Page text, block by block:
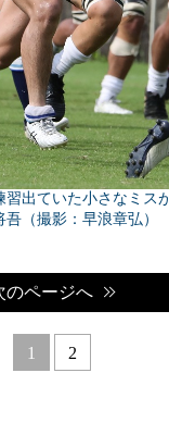
出ていた小さなミス
吾（撮影：早浪章弘）
のページへ
1 2